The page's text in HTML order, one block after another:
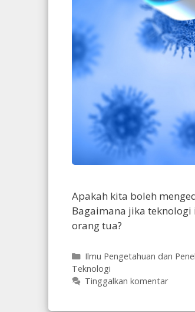
Apakah kita boleh
Bagaimana jika teknologi
orang tua?
Kategori
Ilmu Pengetahuan dan
Teknologi
Tinggalkan komentar